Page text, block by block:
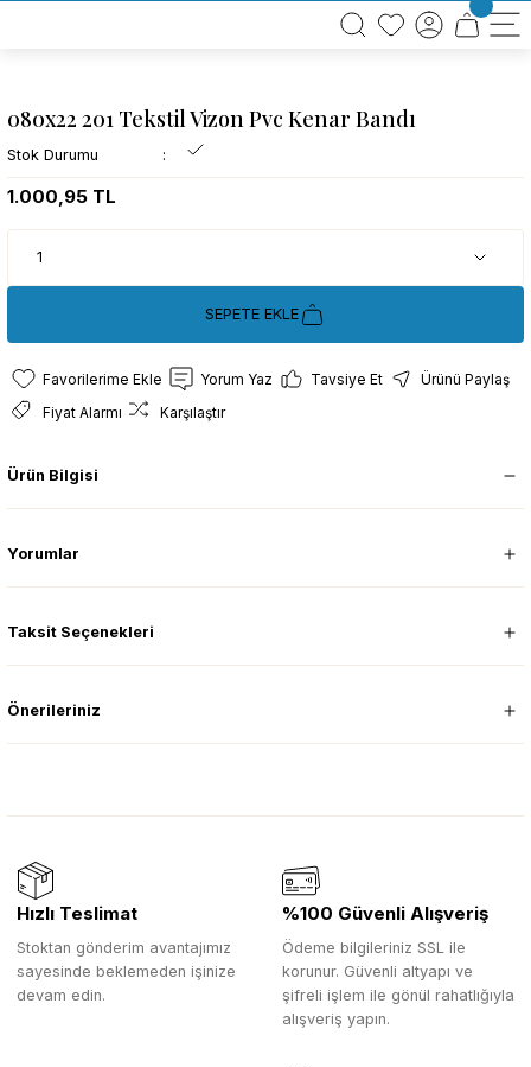
BÜTÜN ALIŞVERİŞLERİNİZDE KARGO BEDAVA!
TÜRKİYE GENELİNDE 10.000 MÜŞTERİ REFERANSI
080x22 201 Tekstil Vizon Pvc Kenar Bandı
Stok Durumu
1.000,95 TL
SEPETE EKLE
Yorum Yaz Tavsiye Et
Ürünü Paylaş
Fiyat Alarmı
Karşılaştır
Ürün Bilgisi
Yorumlar
Taksit Seçenekleri
Önerileriniz
Hızlı Teslimat
Stoktan gönderim avantajımız
sayesinde beklemeden işinize
devam edin.
%100 Güvenli Alışveriş
Ödeme bilgileriniz SSL ile
korunur. Güvenli altyapı ve
şifreli işlem ile gönül rahatlığıyla
alışveriş yapın.